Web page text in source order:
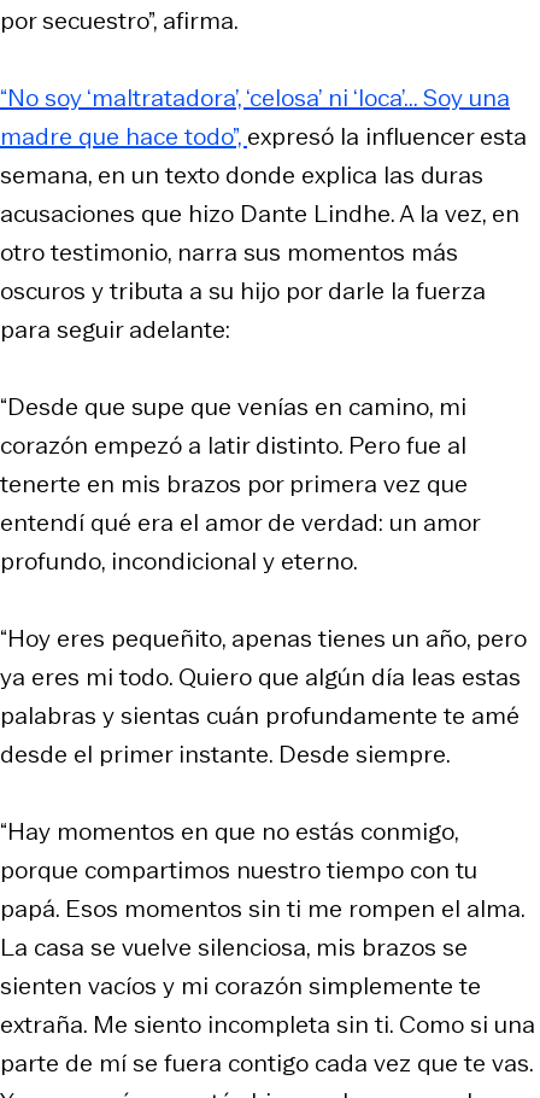
por secuestro”, afirma.
“No soy ‘maltratadora’, ‘celosa’ ni ‘loca’... Soy una
madre que hace todo”, expresó la influencer esta
semana, en un texto donde explica las duras
acusaciones que hizo Dante Lindhe. A la vez, en
otro testimonio, narra sus momentos más
oscuros y tributa a su hijo por darle la fuerza
para seguir adelante:
“Desde que supe que venías en camino, mi
corazón empezó a latir distinto. Pero fue al
tenerte en mis brazos por primera vez que
entendí qué era el amor de verdad: un amor
profundo, incondicional y eterno.
“Hoy eres pequeñito, apenas tienes un año, pero
ya eres mi todo. Quiero que algún día leas estas
palabras y sientas cuán profundamente te amé
desde el primer instante. Desde siempre.
“Hay momentos en que no estás conmigo,
porque compartimos nuestro tiempo con tu
papá. Esos momentos sin ti me rompen el alma.
La casa se vuelve silenciosa, mis brazos se
sienten vacíos y mi corazón simplemente te
extraña. Me siento incompleta sin ti. Como si una
parte de mí se fuera contigo cada vez que te vas.